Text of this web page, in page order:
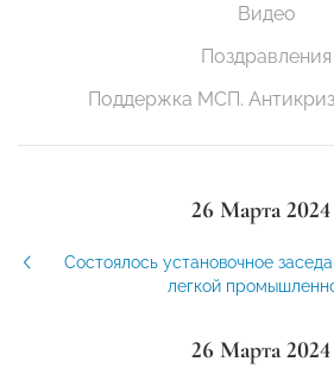
Видео
Поздравления
Поддержка МСП.
26 Марта 2024
Состоялось установочное
легкой
26 Марта 2024